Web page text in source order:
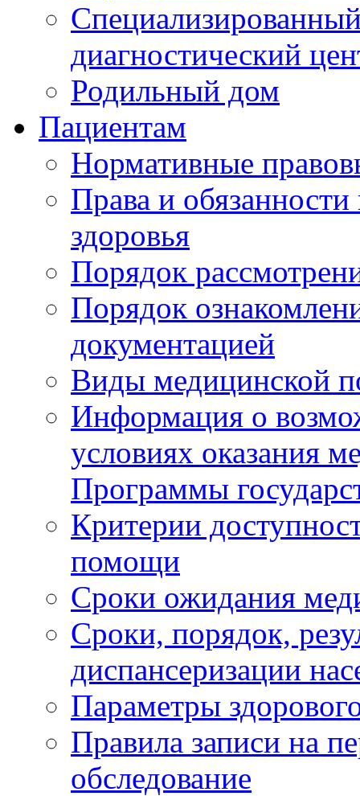
диагностический
Родильный дом
Пациентам
Нормативные
Права и
здоровья
Порядок
Порядок
документацией
Виды медицинской
Информация о
условиях оказания
Программы
Критерии
помощи
Сроки ожидания
Сроки, порядок,
диспансеризации
Параметры
Правила записи на
обследование